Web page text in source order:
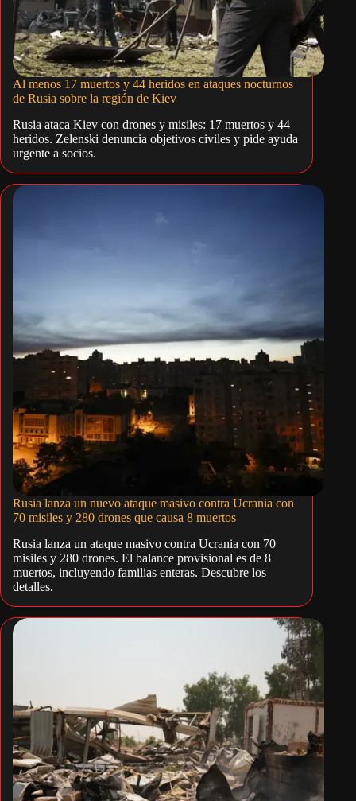
Al menos 17 muertos y 44 heridos en ataques nocturnos
de Rusia sobre la región de Kiev
Rusia ataca Kiev con drones y misiles: 17 muertos y 44
heridos. Zelenski denuncia objetivos civiles y pide ayuda
urgente a socios.
Rusia lanza un nuevo ataque masivo contra Ucrania con
70 misiles y 280 drones que causa 8 muertos
Rusia lanza un ataque masivo contra Ucrania con 70
misiles y 280 drones. El balance provisional es de 8
muertos, incluyendo familias enteras. Descubre los
detalles.